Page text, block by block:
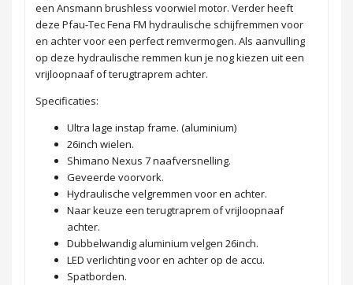
een Ansmann brushless voorwiel motor. Verder heeft
deze Pfau-Tec Fena FM hydraulische schijfremmen voor
en achter voor een perfect remvermogen. Als aanvulling
op deze hydraulische remmen kun je nog kiezen uit een
vrijloopnaaf of terugtraprem achter.
Specificaties:
Ultra lage instap frame. (aluminium)
26inch wielen.
Shimano Nexus 7 naafversnelling.
Geveerde voorvork.
Hydraulische velgremmen voor en achter.
Naar keuze een terugtraprem of vrijloopnaaf
achter.
Dubbelwandig aluminium velgen 26inch.
LED verlichting voor en achter op de accu.
Spatborden.